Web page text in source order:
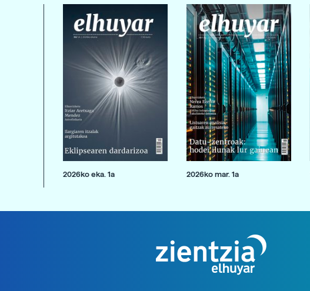
2026ko eka. 1a 2026ko mar. 1a